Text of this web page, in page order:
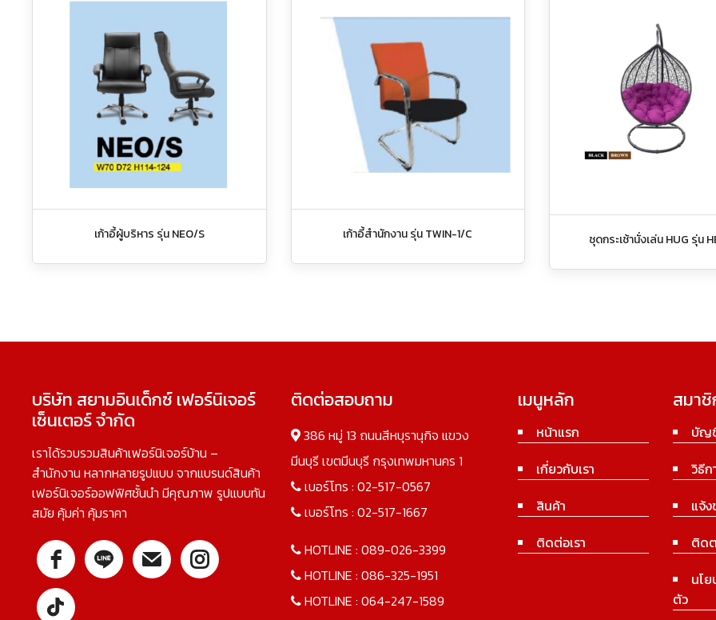
เก้าอี้ผู้บริหาร รุ่น NEO/S เก้าอี้สำนักงาน รุ่น TWIN-1/C ชุดกระเช้านั่งเล่น HUG รุ่น
บริษัท สยามอินเด็กซ์ เฟอร์นิเจอร์
เซ็นเตอร์ จำกัด
เราได้รวบรวมสินค้าเฟอร์นิเจอร์บ้าน –
สำนักงาน หลากหลายรูปแบบ จากแบรนด์สินค้า
เฟอร์นิเจอร์ออฟฟิศชั้นนำ มีคุณภาพ รูปแบบทัน
สมัย คุ้มค่า คุ้มราคา
ติดต่อสอบถาม
386 หมู่ 13 ถนนสีหบุรานุกิจ แขวง
มีนบุรี เขตมีนบุรี กรุงเทพมหานคร 1
เบอร์โทร : 02-517-0567
เบอร์โทร : 02-517-1667
HOTLINE : 089-026-3399
HOTLINE : 086-325-1951
HOTLINE : 064-247-1589
เมนูหลัก
หน้าแรก
เกี่ยวกับเรา
สินค้า
ติดต่อเรา
สมา
บัญ
วิธีก
แจ้ง
ติด
นโ
ตัว